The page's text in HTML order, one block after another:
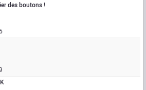
des boutons !